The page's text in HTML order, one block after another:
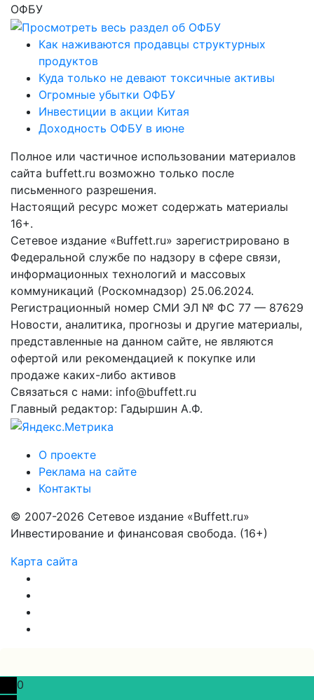
ОФБУ
Как наживаются продавцы структурных
продуктов
Куда только не девают токсичные активы
Огромные убытки ОФБУ
Инвестиции в акции Китая
Доходность ОФБУ в июне
Полное или частичное использовании материалов
сайта buffett.ru возможно только после
письменного разрешения.
Настоящий ресурс может содержать материалы
16+.
Сетевое издание «Buffett.ru» зарегистрировано в
Федеральной службе по надзору в сфере связи,
информационных технологий и массовых
коммуникаций (Роскомнадзор) 25.06.2024.
Регистрационный номер СМИ ЭЛ № ФС 77 — 87629
Новости, аналитика, прогнозы и другие материалы,
представленные на данном сайте, не являются
офертой или рекомендацией к покупке или
продаже каких-либо активов
Связаться с нами: info@buffett.ru
Главный редактор: Гадыршин А.Ф.
О проекте
Реклама на сайте
Контакты
© 2007-2026 Сетевое издание «Buffett.ru»
Инвестирование и финансовая свобода. (16+)
Карта сайта
0